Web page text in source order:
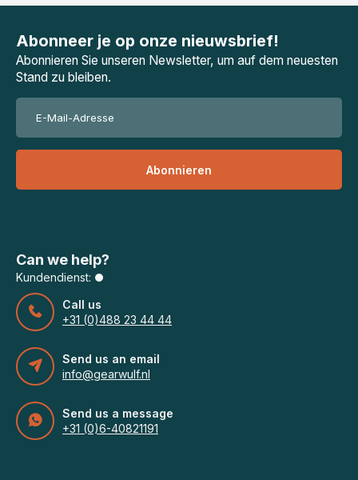
Abonneer je op onze nieuwsbrief!
Abonnieren Sie unseren Newsletter, um auf dem neuesten
Stand zu bleiben.
Abonnieren
Can we help?
Kundendienst:
Call us
+31 (0)488 23 44 44
Send us an email
info@gearwulf.nl
Send us a message
+31 (0)6-40821191